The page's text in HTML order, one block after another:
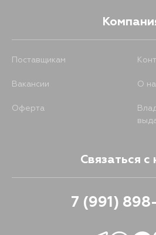
Поставщикам
Вакансии О
Оферта
Связаться с
7 (991)